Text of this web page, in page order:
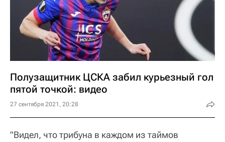
Полузащитник ЦСКА забил курьезный гол
пятой точкой: видео
27 сентября 2021, 20:28
"Видел, что трибуна в каждом из таймов